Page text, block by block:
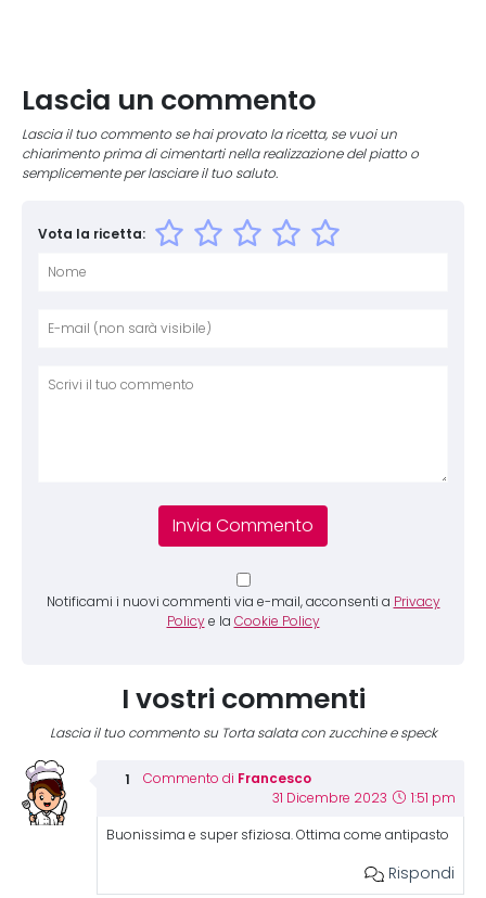
Lascia un commento
Lascia il tuo commento se hai provato la ricetta, se vuoi un
chiarimento prima di cimentarti nella realizzazione del piatto o
semplicemente per lasciare il tuo saluto.
Vota la ricetta:
Notificami i nuovi commenti via e-mail, acconsenti a Privacy
Policy e la Cookie Policy
I vostri commenti
Lascia il tuo commento su Torta salata con zucchine e speck
Commento di Francesco
31 Dicembre 2023 1:51 pm
Buonissima e super sfiziosa. Ottima come antipasto
Rispondi